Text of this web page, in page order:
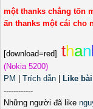
một thanks chẳng tốn
ấn thanks một cái cho
[download=red] than
(Nokia 5200)
PM
Trích dẫn Like
------------
Những người đã like